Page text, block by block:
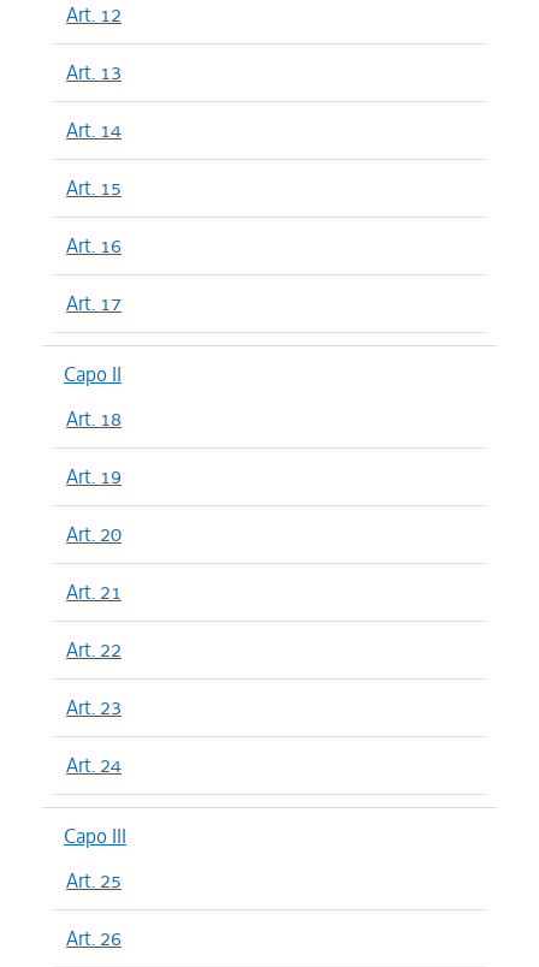
Art. 12
Art. 13
Art. 14
Art. 15
Art. 16
Art. 17
Capo II
Art. 18
Art. 19
Art. 20
Art. 21
Art. 22
Art. 23
Art. 24
Capo III
Art. 25
Art. 26